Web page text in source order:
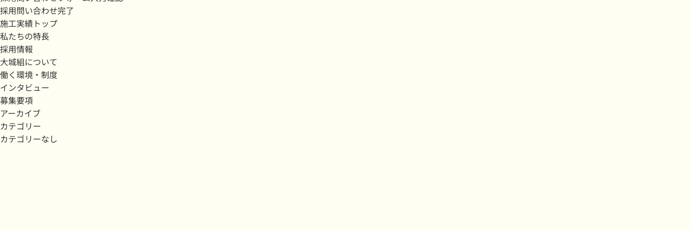
採用問い合わせ完了
施工実績トップ
私たちの特長
採用情報
大城組について
働く環境・制度
インタビュー
募集要項
アーカイブ
カテゴリー
カテゴリーなし